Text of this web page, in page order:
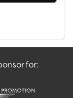
for: